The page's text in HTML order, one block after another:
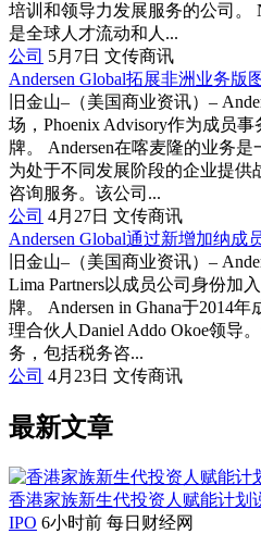
培训和领导力发展服务的公司。
是全球人才流动和人...
公司 5月7日 文传商讯
Andersen Global拓展非洲业务
旧金山–（美国商业资讯）–
场，Phoenix Advisory作为成员
牌。 Andersen在喀麦隆的业务
为处于不同发展阶段的企业提
咨询服务。该公司...
公司 4月27日 文传商讯
Andersen Global通过新增加纳成
旧金山–（美国商业资讯）–
Lima Partners以成员公司身份加
牌。 Andersen in Ghana于2014
理合伙人Daniel Addo Okoe领导
务，包括税务咨...
公司 4月23日 文传商讯
最新文章
香港家族新生代投资人赋能计划
IPO 6小时前 每日财经网